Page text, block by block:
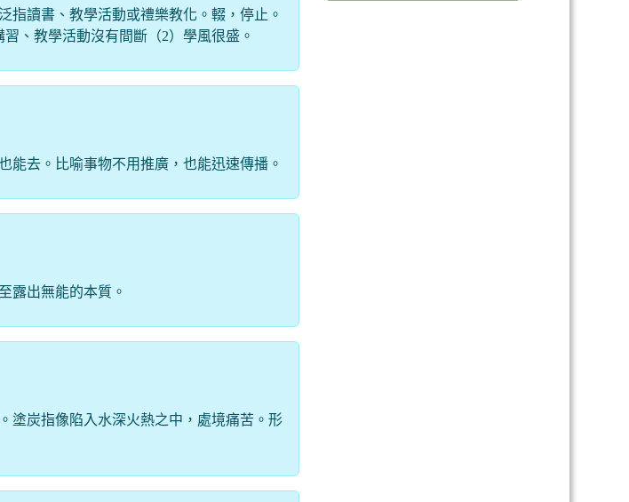
指讀書、教學活動或禮樂教化。輟，停止。
、教學活動沒有間斷（2）學風很盛。
能去。比喻事物不用推廣，也能迅速傳播。
露出無能的本質。
塗炭指像陷入水深火熱之中，處境痛苦。形